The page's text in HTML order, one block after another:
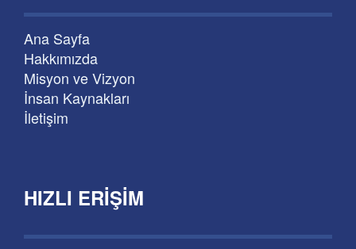
Ana Sayfa
Hakkımızda
Misyon ve Vizyon
İnsan Kaynakları
İletişim
HIZLI ERIŞIM